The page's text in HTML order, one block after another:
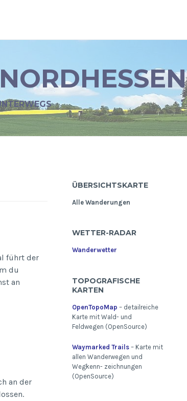
führt der
du
an
an der
ÜBERSICHTSKARTE
Alle Wanderungen
WETTER-RADAR
Wanderwetter
TOPOGRAFISCHE
KARTEN
OpenTopoMap – detailreiche
Karte mit Wald- und
Feldwegen (OpenSource)
Waymarked Trails– Karte mit
allen Wanderwegen und
Wegkenn- zeichnungen
(OpenSource)